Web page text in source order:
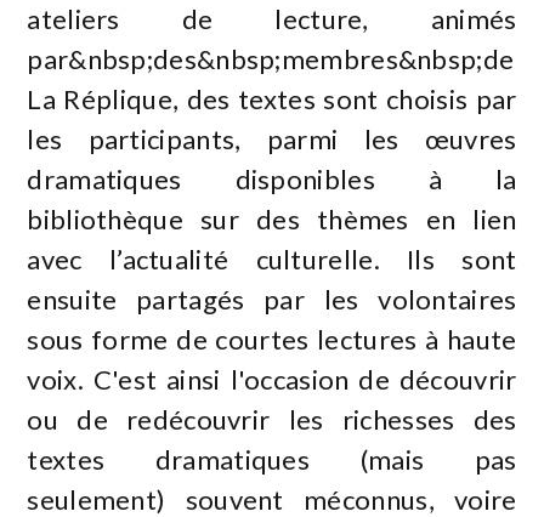
ateliers de lecture, animés
par&nbsp;des&nbsp;membres&nbsp;de
La Réplique, des textes sont choisis par
les participants, parmi les œuvres
dramatiques disponibles à la
bibliothèque sur des thèmes en lien
avec l’actualité culturelle. Ils sont
ensuite partagés par les volontaires
sous forme de courtes lectures à haute
voix. C'est ainsi l'occasion de découvrir
ou de redécouvrir les richesses des
textes dramatiques (mais pas
seulement) souvent méconnus, voire